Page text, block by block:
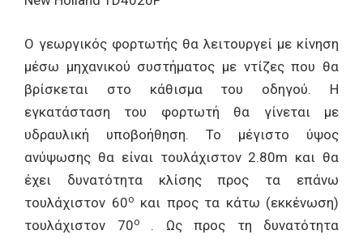
Ο γεωργικός φορτωτής θα λειτουργεί με κίνηση
μέσω μηχανικού συστήματος με ντίζες που θα
βρίσκεται στο κάθισμα του οδηγού. Η
εγκατάσταση του φορτωτή θα γίνεται με
υδραυλική υποβοήθηση. Το μέγιστο ύψος
ανύψωσης θα είναι τουλάχιστον 2.80m και θα
έχει δυνατότητα κλίσης προς τα επάνω
τουλάχιστον 60ο και προς τα κάτω (εκκένωση)
τουλάχιστον 70ο . Ως προς τη δυνατότητα